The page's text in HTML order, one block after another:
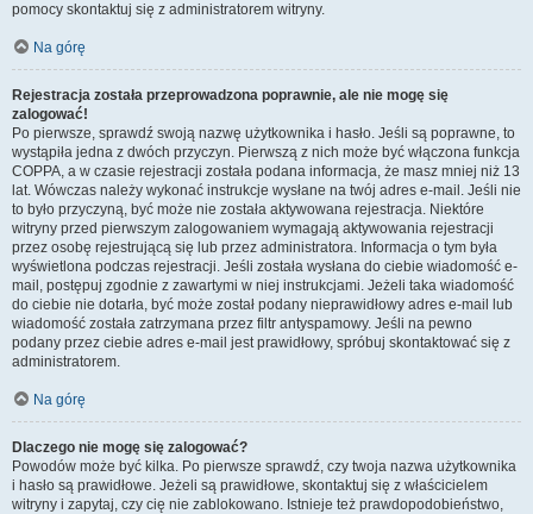
pomocy skontaktuj się z administratorem witryny.
Na górę
Rejestracja została przeprowadzona poprawnie, ale nie mogę się
zalogować!
Po pierwsze, sprawdź swoją nazwę użytkownika i hasło. Jeśli są poprawne, to
wystąpiła jedna z dwóch przyczyn. Pierwszą z nich może być włączona funkcja
COPPA, a w czasie rejestracji została podana informacja, że masz mniej niż 13
lat. Wówczas należy wykonać instrukcje wysłane na twój adres e-mail. Jeśli nie
to było przyczyną, być może nie została aktywowana rejestracja. Niektóre
witryny przed pierwszym zalogowaniem wymagają aktywowania rejestracji
przez osobę rejestrującą się lub przez administratora. Informacja o tym była
wyświetlona podczas rejestracji. Jeśli została wysłana do ciebie wiadomość e-
mail, postępuj zgodnie z zawartymi w niej instrukcjami. Jeżeli taka wiadomość
do ciebie nie dotarła, być może został podany nieprawidłowy adres e-mail lub
wiadomość została zatrzymana przez filtr antyspamowy. Jeśli na pewno
podany przez ciebie adres e-mail jest prawidłowy, spróbuj skontaktować się z
administratorem.
Na górę
Dlaczego nie mogę się zalogować?
Powodów może być kilka. Po pierwsze sprawdź, czy twoja nazwa użytkownika
i hasło są prawidłowe. Jeżeli są prawidłowe, skontaktuj się z właścicielem
witryny i zapytaj, czy cię nie zablokowano. Istnieje też prawdopodobieństwo,